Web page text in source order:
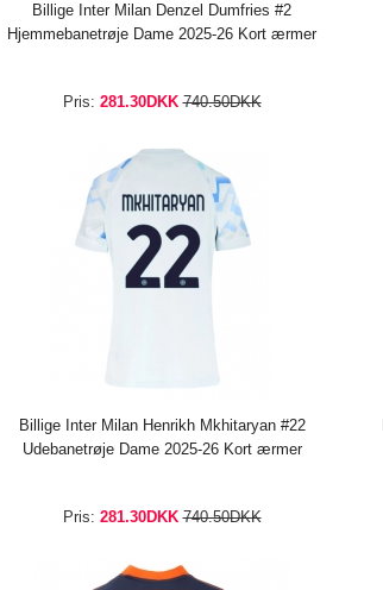
Billige Inter Milan Denzel Dumfries #2
Hjemmebanetrøje Dame 2025-26 Kort ærmer
Pris: 281.30DKK 740.50DKK
Billige Inter Milan Henrikh Mkhitaryan #22
Udebanetrøje Dame 2025-26 Kort ærmer
Pris: 281.30DKK 740.50DKK